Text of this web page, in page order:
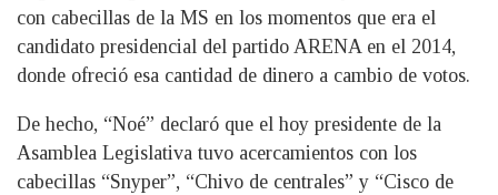
con cabecillas de la MS en los momentos que era el
candidato presidencial del partido ARENA en el 2014,
donde ofreció esa cantidad de dinero a cambio de votos.
De hecho, “Noé” declaró que el hoy presidente de la
Asamblea Legislativa tuvo acercamientos con los
cabecillas “Snyper”, “Chivo de centrales” y “Cisco de